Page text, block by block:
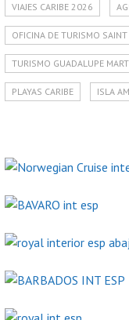
VIAJES CARIBE 2026
OFICINA DE TURISMO SAINT
TURISMO GUADALUPE
PLAYAS CARIBE ISLA